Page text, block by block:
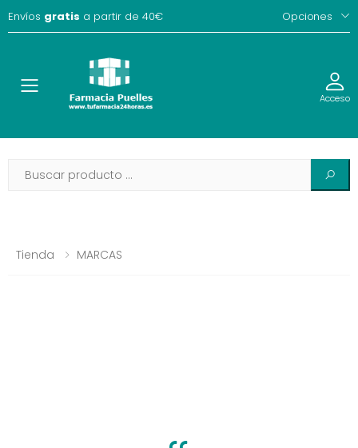
Envíos gratis a partir de 40€ Opciones
Toggle Acceso
Tienda MARCAS